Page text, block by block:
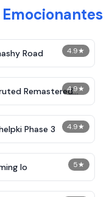
4.9★
Road
4.9★
Remastered
Phase 2
4.9★
Phase 3
5★
Io